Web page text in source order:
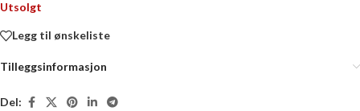
Utsolgt
Legg til ønskeliste
Tilleggsinformasjon
Del: